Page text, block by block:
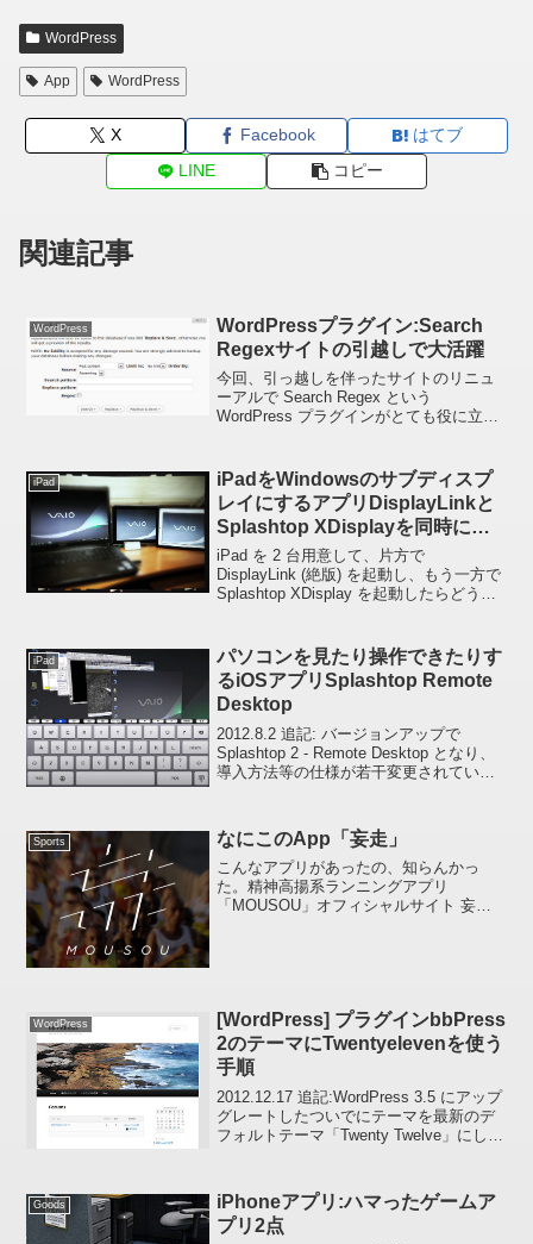
WordPress
App WordPress
X Facebook
はてブ
LINE
コピー
関連記事
WordPress
WordPressプラグイン:Search
Regexサイトの引越しで大活躍
今回、引っ越しを伴ったサイトのリニュ
ーアルで Search Regex という
WordPress プラグインがとても役に立っ
Search ...
iPad
iPadをWindowsのサブディスプ
レイにするアプリDisplayLinkと
Splashtop XDisplayを同時に使
ってみた
iPad を 2 台用意して、片方で
DisplayLink (絶版) を起動し、もう一方で
Splashtop XDisplay を起動したらどうな
きまし...
iPad
パソコンを見たり操作できたりす
るiOSアプリSplashtop Remote
Desktop
2012.8.2 追記: バージョンアップで
Splashtop 2 - Remote Desktop となり、
導入方法等の仕様が若干変更されていま
とができるアプ...
Sports なにこのApp「妄走」
こんなアプリがあったの、知らんかっ
た。精神高揚系ランニングアプリ
「MOUSOU」オフィシャルサイト 妄走 -
WordPress
[WordPress] プラグインbbPress
2のテーマにTwentyelevenを使う
手順
2012.12.17 追記:WordPress 3.5 にアップ
グレートしたついでにテーマを最新のデ
フォルトテーマ「Twenty Twelve」にしま
2.2.3...
Goods
iPhoneアプリ:ハマったゲームア
プリ2点